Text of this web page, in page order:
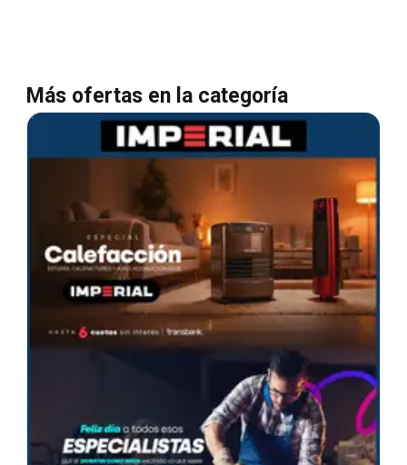
Más ofertas en la categoría